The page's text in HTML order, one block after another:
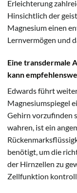
Erleichterung
Hinsichtlich der
Magnesium einen
Lernvermögen und
Eine transdermale
kann
Edwards führt
Magnesiumspiegel
Gehirn vorzufinden
wahren, ist ein
benötigt, um die
der Hirnzellen zu
Zellfunktion